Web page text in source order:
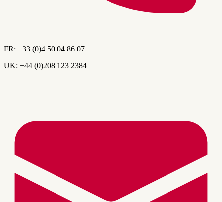
FR: +33 (0)4 50 04 86 07
UK: +44 (0)208 123 2384